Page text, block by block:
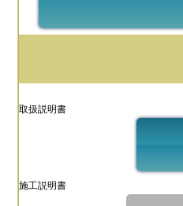
取扱説明書
施工説明書